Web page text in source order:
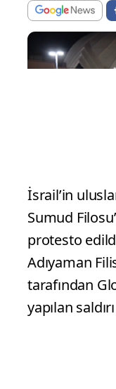
İsrail’in
Sumud
protesto
Adıyaman
tarafından
yapılan